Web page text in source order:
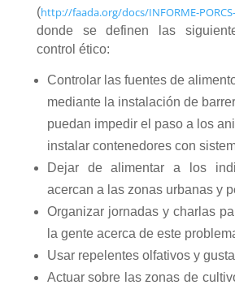
(http://faada.org/docs/INFORME-
donde se definen las
control ético:
Controlar las fuentes de
mediante la instalación de
puedan impedir el paso a los
instalar contenedores con
Dejar de alimentar a los
acercan a las zonas urbanas y
Organizar jornadas y charlas
la gente acerca de este
Usar repelentes olfativos y
Actuar sobre las zonas de